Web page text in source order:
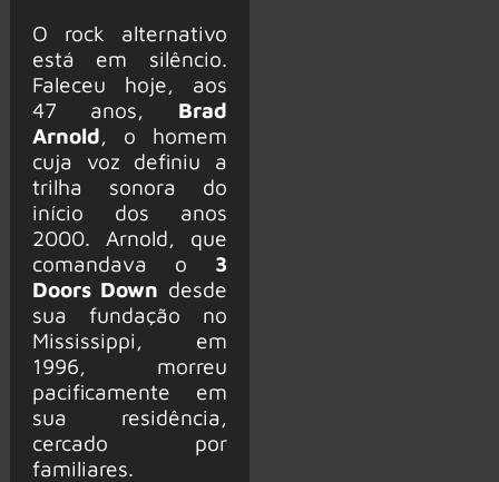
O rock alternativo
está em silêncio.
Faleceu hoje, aos
47 anos, Brad
Arnold , o homem
cuja voz definiu a
trilha sonora do
início dos anos
2000. Arnold, que
comandava o 3
Doors Down desde
sua fundação no
Mississippi, em
1996, morreu
pacificamente em
sua residência,
cercado por
familiares.